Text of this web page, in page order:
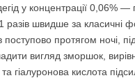
у концентрації 0,06%
разів швидше за
поступово протягом ночі,
вигляд зморшок,
та гіалуронова кислота